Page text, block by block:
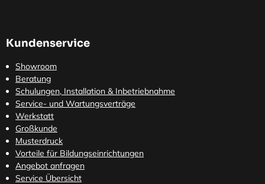
Kundenservice
Showroom
Beratung
Schulungen, Installation & Inbetriebnahme
Service- und Wartungsverträge
Werkstatt
Großkunde
Musterdruck
Vorteile für Bildungseinrichtungen
Angebot anfragen
Service Übersicht